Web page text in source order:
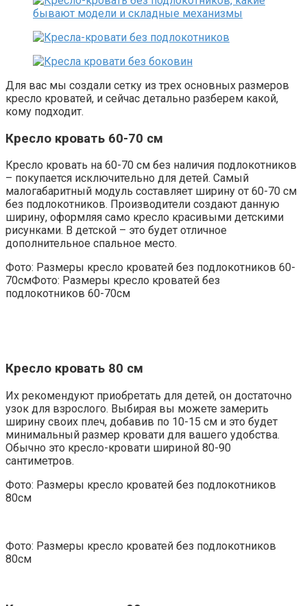
Для вас мы создали сетку из трех основных размеров
кресло кроватей, и сейчас детально разберем какой,
кому подходит.
Кресло кровать 60-70 см
Кресло кровать на 60-70 см без наличия подлокотников
– покупается исключительно для детей. Самый
малогабаритный модуль составляет ширину от 60-70 см
без подлокотников. Производители создают данную
ширину, оформляя само кресло красивыми детскими
рисунками. В детской – это будет отличное
дополнительное спальное место.
Фото: Размеры кресло кроватей без подлокотников 60-
70смФото: Размеры кресло кроватей без
подлокотников 60-70см
Кресло кровать 80 см
Их рекомендуют приобретать для детей, он достаточно
узок для взрослого. Выбирая вы можете замерить
ширину своих плеч, добавив по 10-15 см и это будет
минимальный размер кровати для вашего удобства.
Обычно это кресло-кровати шириной 80-90
сантиметров.
Фото: Размеры кресло кроватей без подлокотников
80см
Фото: Размеры кресло кроватей без подлокотников
80см